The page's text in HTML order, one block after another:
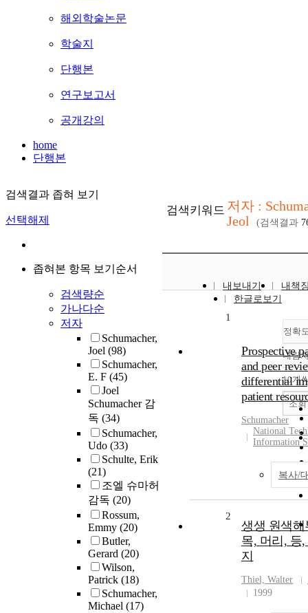
해외학술논문
학술지
단행본
연구보고서
공개강의
home
단행본
검색결과 좁혀 보기
선택해제
좁혀본 항목 보기순서
검색량순
가나다순
저자
Schumacher,
Joel (98)
Schumacher,
E. F (45)
Joel
Schumacher 감
독 (34)
Schumacher,
Udo (33)
Schulte, Erik
(21)
조엘 슈마허
감독 (20)
Rossum,
Emmy (20)
Butler,
Gerard (20)
Wilson,
Patrick (18)
Schumacher,
Michael (17)
검색키워드 저자 :
Jeol
(검색결과
내보내기
내책
한글로보기
정확
내림
10개
조회
1
Prospective
and peer
differential
patient
Schumacher
National
Information
복사/
2
생생 원색해
목, 머리, 등
지
Thiel, Walter
1999